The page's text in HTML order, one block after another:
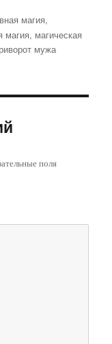
магия,
магия, магическая
мужа
поля